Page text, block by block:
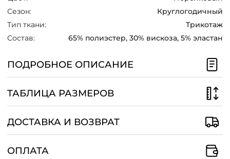
Сезон:
Круглогодичный
Тип ткани:
Трикотаж
Состав:
65% полиэстер, 30% вискоза, 5% эластан
ПОДРОБНОЕ ОПИСАНИЕ
ТАБЛИЦА РАЗМЕРОВ
ДОСТАВКА И ВОЗВРАТ
ОПЛАТА